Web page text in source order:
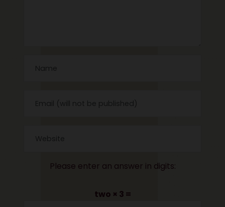
Please enter an answer in digits:
two × 3 =